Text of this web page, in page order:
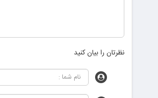
نظرتان را بیان کنید